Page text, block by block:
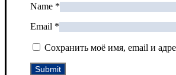
Name *
Email *
Сохранить моё имя, email и